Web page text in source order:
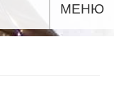
МЕНЮ